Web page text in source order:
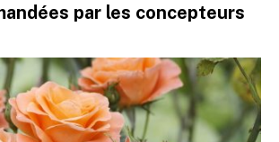
par les concepteurs